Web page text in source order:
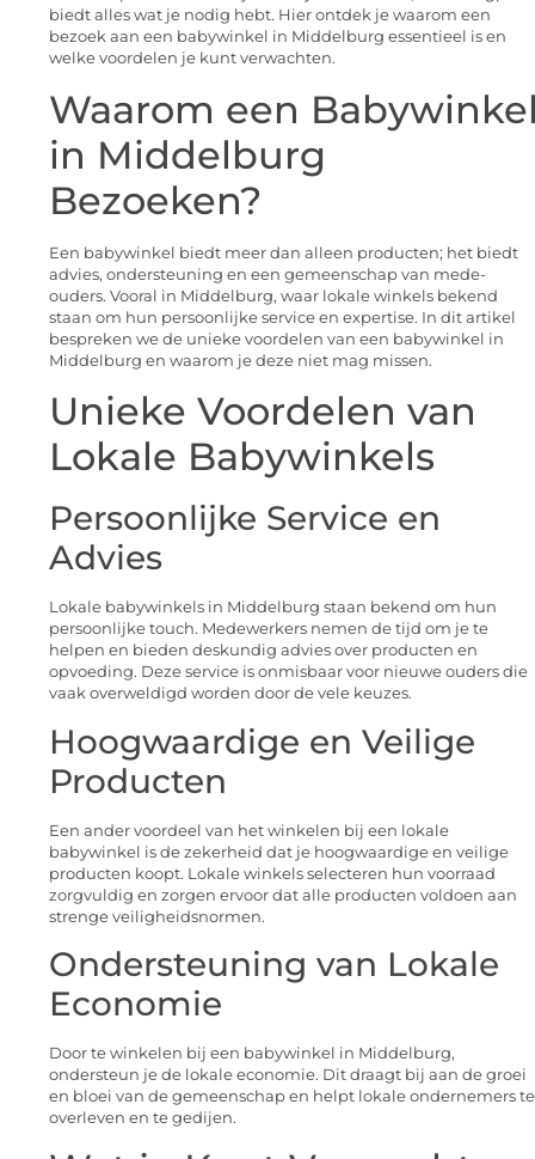
biedt alles wat je nodig hebt. Hier ontdek je waarom een
bezoek aan een babywinkel in Middelburg essentieel is en
welke voordelen je kunt verwachten.
Waarom een
in Middelburg
Bezoeken?
Een babywinkel biedt meer dan alleen producten; het biedt
advies, ondersteuning en een gemeenschap van mede-
ouders. Vooral in Middelburg, waar lokale winkels bekend
staan om hun persoonlijke service en expertise. In dit artikel
bespreken we de unieke voordelen van een babywinkel in
Middelburg en waarom je deze niet mag missen.
Unieke Voordelen van
Lokale Babywinkels
Persoonlijke Service en
Advies
Lokale babywinkels in Middelburg staan bekend om hun
persoonlijke touch. Medewerkers nemen de tijd om je te
helpen en bieden deskundig advies over producten en
opvoeding. Deze service is onmisbaar voor nieuwe ouders die
vaak overweldigd worden door de vele keuzes.
Hoogwaardige en Veilige
Producten
Een ander voordeel van het winkelen bij een lokale
babywinkel is de zekerheid dat je hoogwaardige en veilige
producten koopt. Lokale winkels selecteren hun voorraad
zorgvuldig en zorgen ervoor dat alle producten voldoen aan
strenge veiligheidsnormen.
Ondersteuning van Lokale
Economie
Door te winkelen bij een babywinkel in Middelburg,
ondersteun je de lokale economie. Dit draagt bij aan de groei
en bloei van de gemeenschap en helpt lokale ondernemers te
overleven en te gedijen.